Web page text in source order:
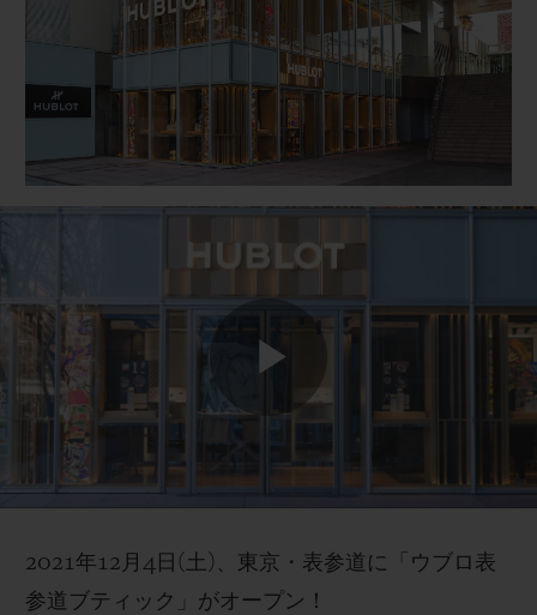
Play
2021年12 月 4 日 ( 土 ) 、 東京 ・表参道に「ウブロ表
参道ブティック」 がオープン！
BIG BANG
COLORED CERAMIC
PEACH CERAMIC
SPIRIT OF BIG
SERVICES EXCLUSIFS
LIVRAISON ET RETOURS GRATUITS
PAIEMENT SÉCURISÉ